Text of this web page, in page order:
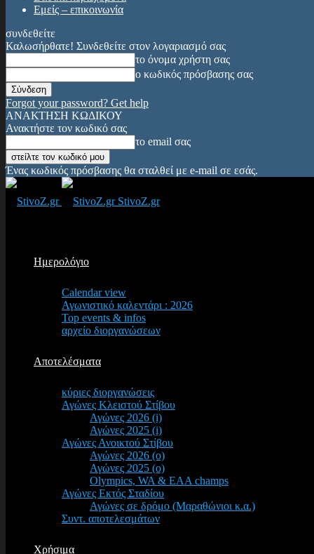
Εμείς – επικοινωνία
συνδεθείτε
Καλωσήρθατε! Συνδεθείτε στον λογαριασμό σας
το όνομα χρήστη σας
ο κωδικός πρόσβασης σας
Forgot your password? Get help
ΑΝΑΚΤΗΣΗ ΚΩΔΙΚΟΥ
Ανακτήστε τον κωδικό σας
το email σας
Ένας κωδικός πρόσβασης θα σταλθεί με e-mail σε εσάς.
StivoZ.gr
Ημερολόγιο
Calendar view
Αγωνιστικό καλεντάρι : 2026
Top events & infos
αρχείο διοργανώσεων
Αποτελέσματα
κύριες διοργανώσεις
Αγώνες Κλειστού Στίβου
Αγώνες 2026 (i)
Αγώνες 2025 (i)
Αγώνες Ανοικτού Στίβου
Αγώνες 2026 (o)
Αγώνες 2025 (o)
Olympics, WA & EAA champs
Αγώνες Εκτός Σταδίου
Αγώνες σε δρόμο (Μαραθώνιοι κ.α.)
Συντ. αποτελεσμάτων
Χρήσιμα